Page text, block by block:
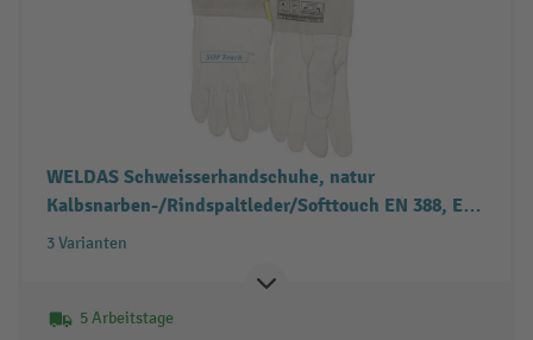
WELDAS Schweisserhandschuhe, natur
Kalbsnarben-/Rindspaltleder/Softtouch EN 388, EN
12477, EN 1149-2, 5 Paar
3 Varianten
5 Arbeitstage